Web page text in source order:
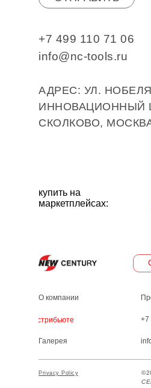
+7 499 110 71 06
info@nc-tools.ru
АДРЕС: УЛ.
ИННОВАЦИОННЫЙ
СКОЛКОВО,
+7
Privacy Policy
О компании
Галерея
Дистрибьютеры
купить на
маркетплейсах: